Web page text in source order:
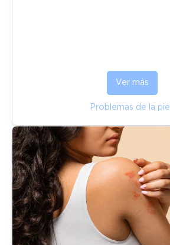
Ver más
Problemas de la piel